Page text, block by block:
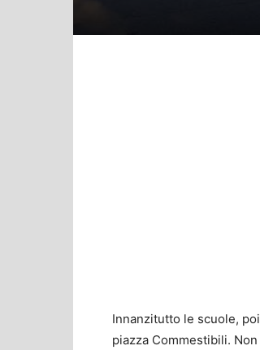
Innanzitutto le scuole,
piazza Commestibili.